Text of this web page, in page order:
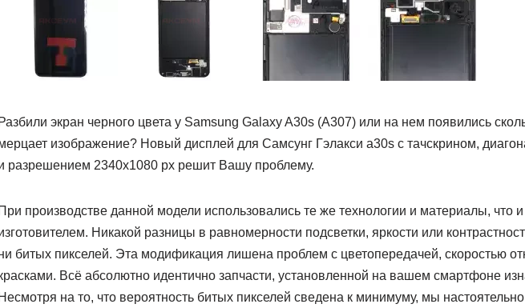
Разбили экран черного цвета у Samsung Galaxy A30s (A307) или на нем появились
изображение? Новый дисплей для Самсунг Гэлакси a30s с тачскрином,
разрешением 2340х1080 px решит Вашу проблему.
При производстве данной модели использовались те же технологии и материалы, что
Никакой разницы в равномерности подсветки, яркости или
битых пикселей. Эта модификация лишена проблем с цветопередачей, скоростью
Всё абсолютно идентично запчасти, установленной на вашем смартфоне
Несмотря на то, что вероятность битых пикселей сведена к минимуму, мы